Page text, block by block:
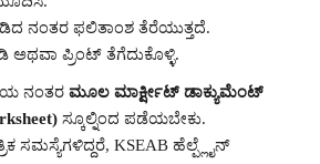
ನಂತರ ಫಲಿತಾಂಶ ತೆರೆಯುತ್ತದೆ.
ಪ್ರಿಂಟ್ ತೆಗೆದುಕೊಳ್ಳಿ.
ನಂತರ ಮೂಲ ಮಾರ್ಕ್ಷೀಟ್ ಡಾಕ್ಯುಮೆಂಟ್
ಸ್ಕೂಲ್ನಿಂದ ಪಡೆಯಬೇಕು.
ಸಮಸ್ಯೆಗಳಿದ್ದರೆ, KSEAB ಹೆಲ್ಪ್ಲೈನ್